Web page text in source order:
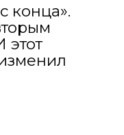
конца».
этот